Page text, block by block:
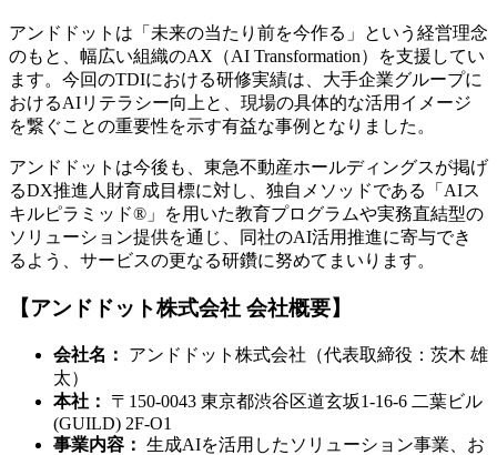
アンドドットは「未来の当たり前を今作る」という経営理念
のもと、幅広い組織のAX（AI Transformation）を支援してい
ます。今回のTDIにおける研修実績は、大手企業グループに
おけるAIリテラシー向上と、現場の具体的な活用イメージ
を繋ぐことの重要性を示す有益な事例となりました。
アンドドットは今後も、東急不動産ホールディングスが掲げ
るDX推進人財育成目標に対し、独自メソッドである「AIス
キルピラミッド®」を用いた教育プログラムや実務直結型の
ソリューション提供を通じ、同社のAI活用推進に寄与でき
るよう、サービスの更なる研鑽に努めてまいります。
【アンドドット株式会社 会社概要】
会社名：
アンドドット株式会社（代表取締役：茨木 雄
太）
本社：
〒150-0043 東京都渋谷区道玄坂1-16-6 二葉ビル
(GUILD) 2F-O1
事業内容： 生成AIを活用したソリューション事業、お